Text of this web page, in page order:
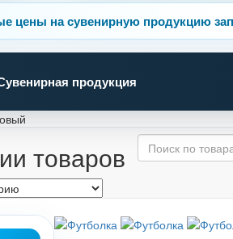
цены на сувенирную продукцию
продукция
товаров